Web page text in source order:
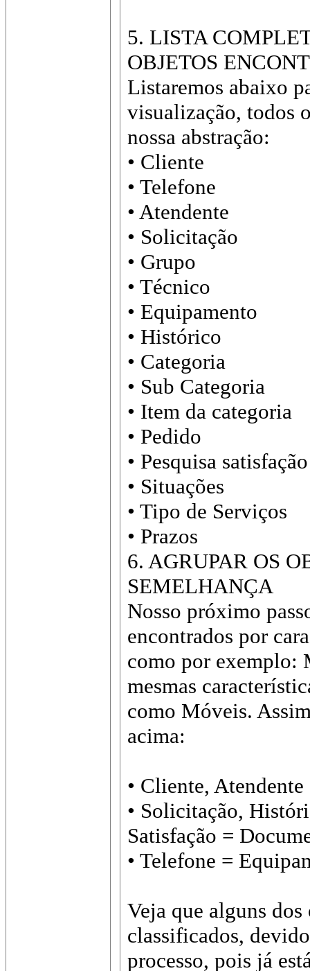
5. LISTA
OBJETOS
Listaremos abaixo
visualização, todos
nossa abstração:
• Cliente
• Telefone
• Atendente
• Solicitação
• Grupo
• Técnico
• Equipamento
• Histórico
• Categoria
• Sub Categoria
• Item da categoria
• Pedido
• Pesquisa satisfação
• Situações
• Tipo de Serviços
• Prazos
6. AGRUPAR OS
SEMELHANÇA
Nosso próximo
encontrados por
como por exemplo:
mesmas
como Móveis.
acima:
• Cliente, Atendente
• Solicitação,
Satisfação =
• Telefone =
Veja que alguns
classificados,
processo, pois já